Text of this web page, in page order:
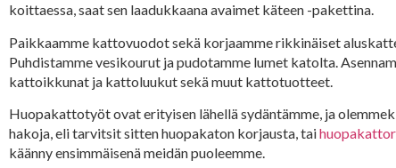
koittaessa, saat sen laadukkaana avaimet käteen -pakettina.
Paikkaamme kattovuodot sekä korjaamme rikkinäiset
Puhdistamme vesikourut ja pudotamme lumet katolta.
kattoikkunat ja kattoluukut sekä muut kattotuotteet.
Huopakattotyöt ovat erityisen lähellä sydäntämme, ja
hakoja, eli tarvitsit sitten huopakaton korjausta, tai
käänny ensimmäisenä meidän puoleemme.